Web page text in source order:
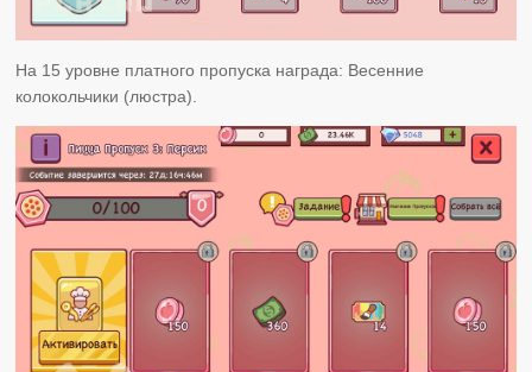
На 15 уровне платного пропуска награда: Весенние
колокольчики (люстра).